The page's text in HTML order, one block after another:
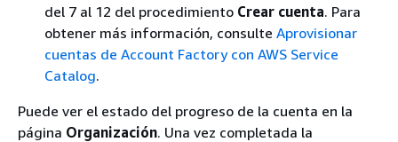
del 7 al 12 del procedimiento Crear cuenta. Para
obtener más información, consulte Aprovisionar
cuentas de Account Factory con AWS Service
Catalog.
Puede ver el estado del progreso de la cuenta en la
página Organización. Una vez completada la